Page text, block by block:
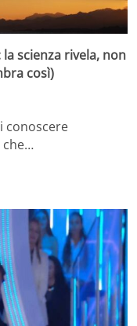
scienza rivela, non
così)
conoscere
che…